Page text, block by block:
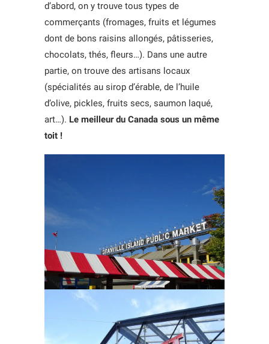
d’abord, on y trouve tous types de
commerçants (fromages, fruits et légumes
dont de bons raisins allongés, pâtisseries,
chocolats, thés, fleurs…). Dans une autre
partie, on trouve des artisans locaux
(spécialités au sirop d’érable, de l’huile
d’olive, pickles, fruits secs, saumon laqué,
art…). Le meilleur du Canada sous un même
toit !